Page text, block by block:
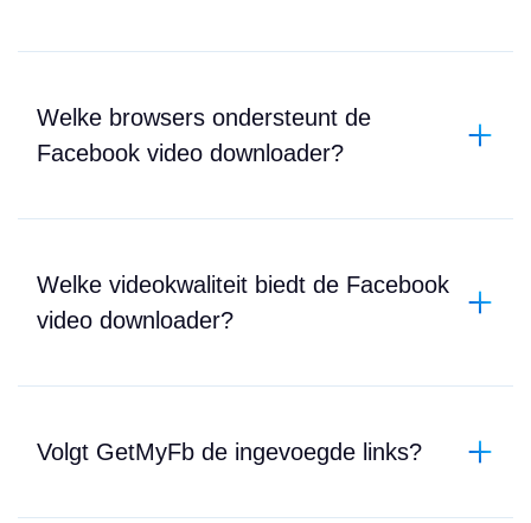
Welke browsers ondersteunt de
Facebook video downloader?
Welke videokwaliteit biedt de Facebook
video downloader?
Volgt GetMyFb de ingevoegde links?